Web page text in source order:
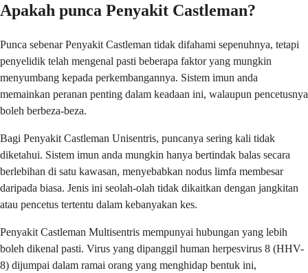
Apakah punca Penyakit Castleman?
Punca sebenar Penyakit Castleman tidak difahami sepenuhnya, tetapi
penyelidik telah mengenal pasti beberapa faktor yang mungkin
menyumbang kepada perkembangannya. Sistem imun anda
memainkan peranan penting dalam keadaan ini, walaupun pencetusnya
boleh berbeza-beza.
Bagi Penyakit Castleman Unisentris, puncanya sering kali tidak
diketahui. Sistem imun anda mungkin hanya bertindak balas secara
berlebihan di satu kawasan, menyebabkan nodus limfa membesar
daripada biasa. Jenis ini seolah-olah tidak dikaitkan dengan jangkitan
atau pencetus tertentu dalam kebanyakan kes.
Penyakit Castleman Multisentris mempunyai hubungan yang lebih
boleh dikenal pasti. Virus yang dipanggil human herpesvirus 8 (HHV-
8) dijumpai dalam ramai orang yang menghidap bentuk ini,